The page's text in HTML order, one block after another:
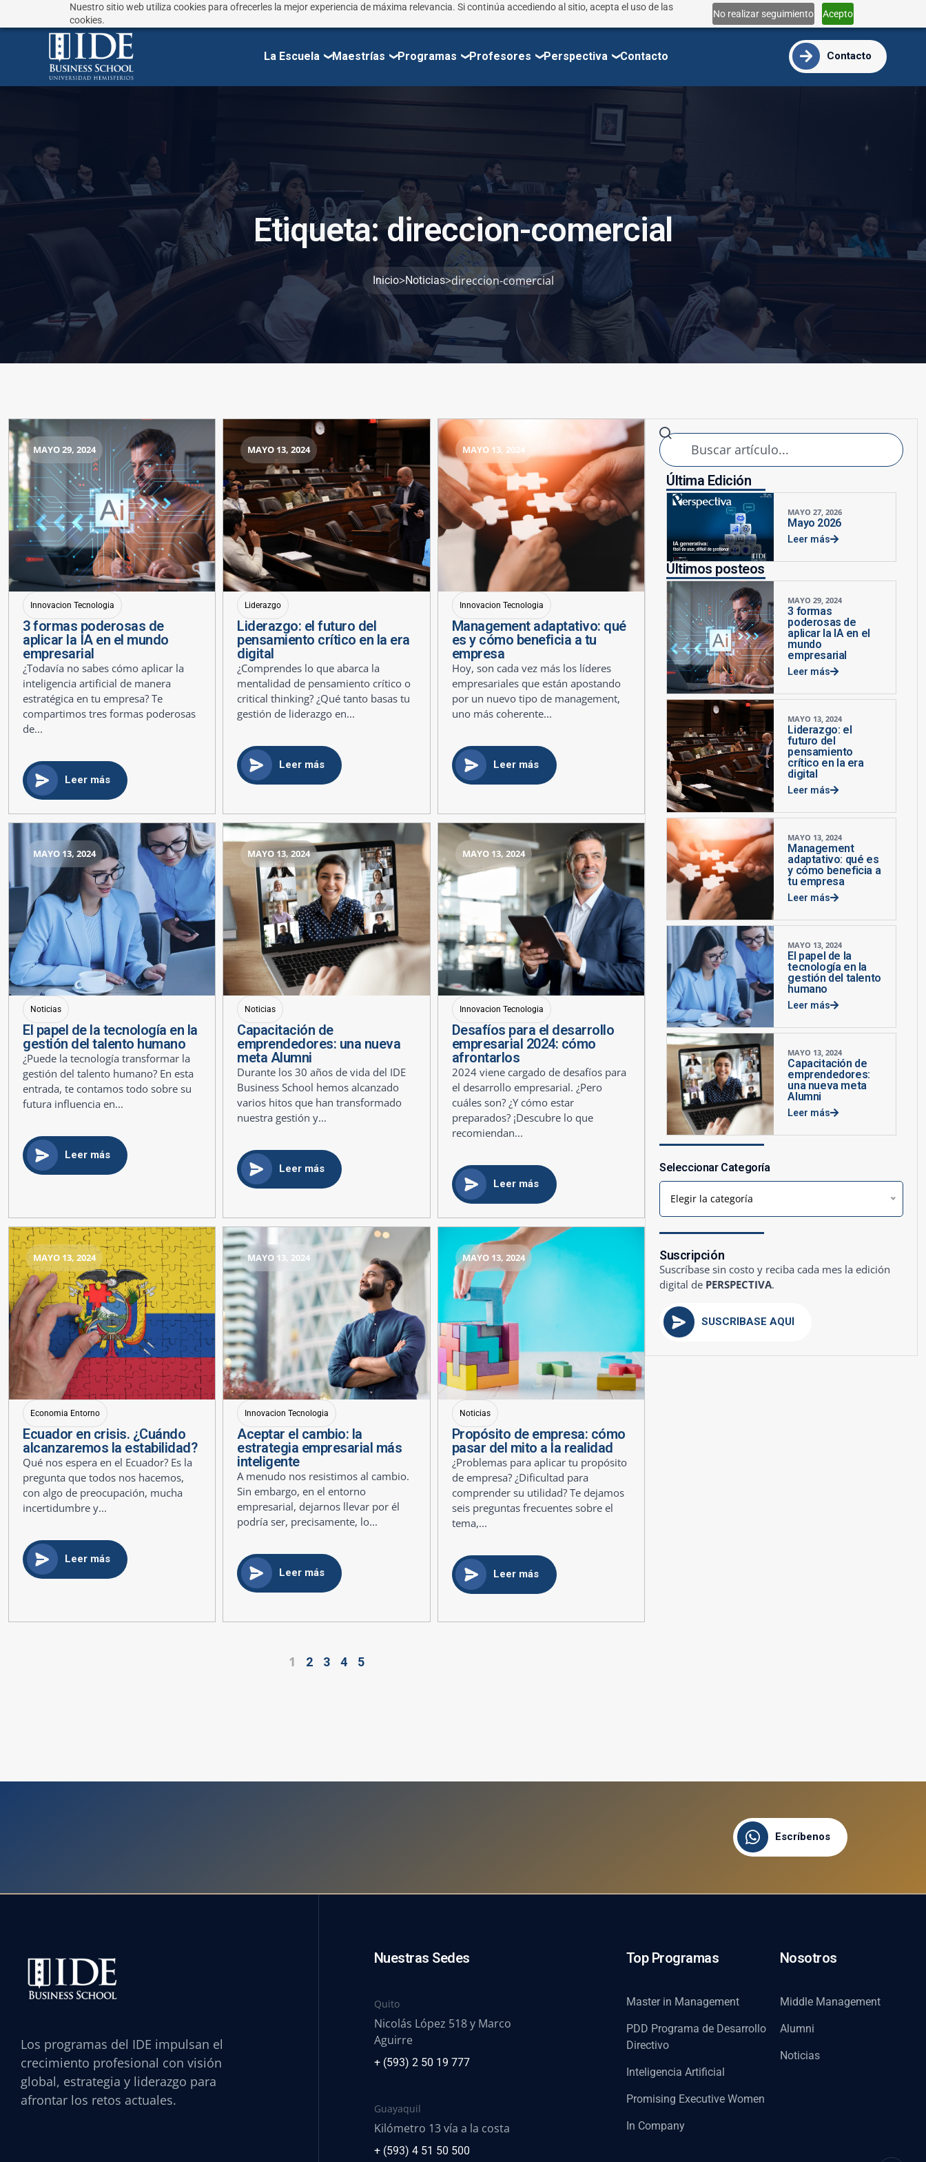
Nuestro sitio web utiliza cookies para ofrecerles la mejor experiencia de máxima relevancia. Si continúa accediendo al sitio, acepta el uso de las
cookies.
No realizar seguimiento Acepto
¿No sabes que estudiar?Responde estas preguntas Lun - Vie 9:00 - 18:00 info@ide.edu.ec
La Escuela Maestrías Programas Profesores Perspectiva Contacto Contacto
Etiqueta:direccion-comercial
Inicio>Noticias>direccion-comercial
MAYO 29, 2024
Innovacion Tecnologia
3 formas poderosas de
aplicar la IA en el mundo
empresarial
¿Todavía no sabes cómo aplicar la
inteligencia artificial de manera
estratégica en tu empresa? Te
compartimos tres formas poderosas
de...
Leer más
MAYO 13, 2024
Liderazgo
Liderazgo: el futuro del
pensamiento crítico en la era
digital
¿Comprendes lo que abarca la
mentalidad de pensamiento crítico o
critical thinking? ¿Qué tanto basas tu
gestión de liderazgo en...
Leer más
MAYO 13, 2024
Innovacion Tecnologia
Management adaptativo: qué
es y cómo beneficia a tu
empresa
Hoy, son cada vez más los líderes
empresariales que están apostando
por un nuevo tipo de management,
uno más coherente...
Leer más
MAYO 13, 2024
Noticias
El papel de la tecnología en la
gestión del talento humano
¿Puede la tecnología transformar la
gestión del talento humano? En esta
entrada, te contamos todo sobre su
futura influencia en...
Leer más
MAYO 13, 2024
Noticias
Capacitación de
emprendedores: una nueva
meta Alumni
Durante los 30 años de vida del IDE
Business School hemos alcanzado
varios hitos que han transformado
nuestra gestión y...
Leer más
MAYO 13, 2024
Innovacion Tecnologia
Desafíos para el desarrollo
empresarial 2024: cómo
afrontarlos
2024 viene cargado de desafíos para
el desarrollo empresarial. ¿Pero
cuáles son? ¿Y cómo estar
preparados? ¡Descubre lo que
recomiendan...
Leer más
MAYO 13, 2024
Economia Entorno
Ecuador en crisis. ¿Cuándo
alcanzaremos la estabilidad?
Qué nos espera en el Ecuador? Es la
pregunta que todos nos hacemos,
con algo de preocupación, mucha
incertidumbre y...
Leer más
MAYO 13, 2024
Innovacion Tecnologia
Aceptar el cambio: la
estrategia empresarial más
inteligente
A menudo nos resistimos al cambio.
Sin embargo, en el entorno
empresarial, dejarnos llevar por él
podría ser, precisamente, lo...
Leer más
MAYO 13, 2024
Noticias
Propósito de empresa: cómo
pasar del mito a la realidad
¿Problemas para aplicar tu propósito
de empresa? ¿Dificultad para
comprender su utilidad? Te dejamos
seis preguntas frecuentes sobre el
tema,...
Leer más
1 2 3 4 5
Última Edición
MAYO 27, 2026
Mayo 2026
Leer más
Últimos posteos
MAYO 29, 2024
3 formas
poderosas de
aplicar la IA en el
mundo
empresarial
Leer más
MAYO 13, 2024
Liderazgo: el
futuro del
pensamiento
crítico en la era
digital
Leer más
MAYO 13, 2024
Management
adaptativo: qué es
y cómo beneficia a
tu empresa
Leer más
MAYO 13, 2024
El papel de la
tecnología en la
gestión del talento
humano
Leer más
MAYO 13, 2024
Capacitación de
emprendedores:
una nueva meta
Alumni
Leer más
Seleccionar Categoría
Elegir la categoría
Suscripción
Suscríbase sin costo y reciba cada mes la edición
digital de PERSPECTIVA.
SUSCRÍBASE AQUÍ
Escríbenos
Los programas del IDE impulsan el
crecimiento profesional con visión
global, estrategia y liderazgo para
afrontar los retos actuales.
Nuestras Sedes
Quito
Nicolás López 518 y Marco
Aguirre
+ (593) 2 50 19 777
Guayaquil
Kilómetro 13 vía a la costa
+ (593) 4 51 50 500
Top Programas
Master in Management
PDD Programa de Desarrollo
Directivo
Inteligencia Artificial
Promising Executive Women
In Company
Nosotros
Middle Management
Alumni
Noticias